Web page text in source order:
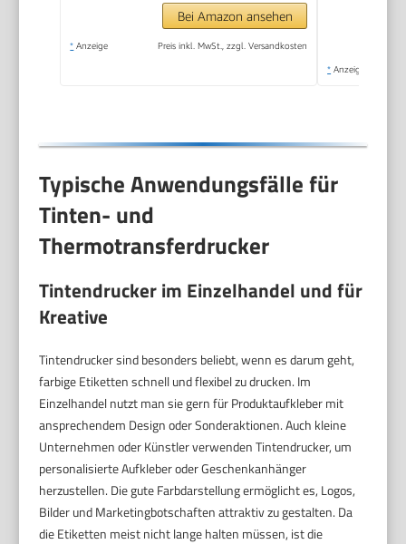
Bei Amazon ansehen
* Anzeige Preis inkl. MwSt., zzgl. Versandkosten
* Anzeige
Typische Anwendungsfälle für
Tinten- und
Thermotransferdrucker
Tintendrucker im Einzelhandel und für
Kreative
Tintendrucker sind besonders beliebt, wenn es darum geht,
farbige Etiketten schnell und flexibel zu drucken. Im
Einzelhandel nutzt man sie gern für Produktaufkleber mit
ansprechendem Design oder Sonderaktionen. Auch kleine
Unternehmen oder Künstler verwenden Tintendrucker, um
personalisierte Aufkleber oder Geschenkanhänger
herzustellen. Die gute Farbdarstellung ermöglicht es, Logos,
Bilder und Marketingbotschaften attraktiv zu gestalten. Da
die Etiketten meist nicht lange halten müssen, ist die